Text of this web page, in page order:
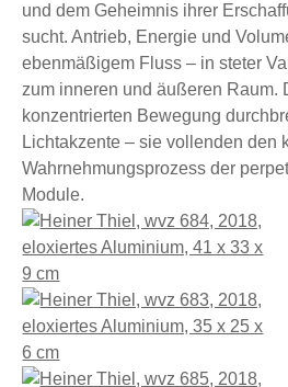
und dem Geheimnis ihrer
sucht. Antrieb, Energie und
ebenmäßigem Fluss – in steter
zum inneren und äußeren Raum.
konzentrierten Bewegung
Lichtakzente – sie vollenden den
Wahrnehmungsprozess der
Module.